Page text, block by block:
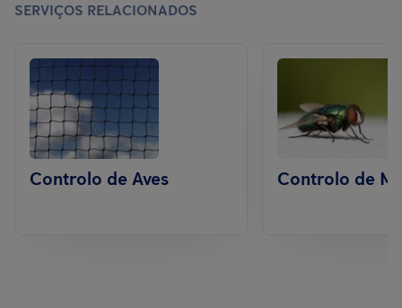
SERVIÇOS RELACIONADOS
Controlo de Aves Controlo de